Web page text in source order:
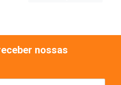
nossas